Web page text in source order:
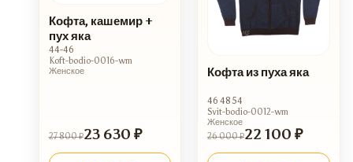
Кофта, кашемир +
пух яка
44-46
Koft-bodio-0016-wm
Женское
27 800 ₽23 630 ₽
Кофта из пуха яка
46 48 54
Svit-bodio-0012-wm
Женское
26 000 ₽22 100 ₽